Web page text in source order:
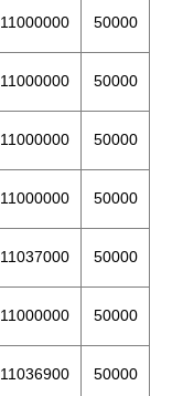
50000
50000
50000
50000
50000
50000
50000